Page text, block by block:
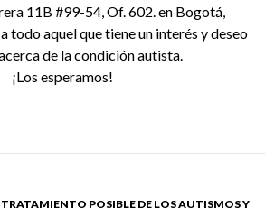
11B #99-54, Of. 602. en Bogotá,
aquel que tiene un interés y deseo
de la condición autista.
¡Los esperamos!
TRATAMIENTO POSIBLE DE LOS AUTISMOS Y